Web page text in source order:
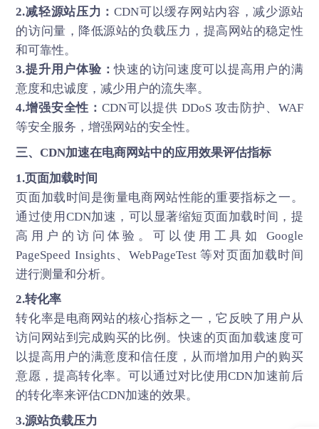
2.减轻源站压力：CDN可以缓存网站内容，减少源站
的访问量，降低源站的负载压力，提高网站的稳定性
和可靠性。
3.提升用户体验：快速的访问速度可以提高用户的满
意度和忠诚度，减少用户的流失率。
4.增强安全性：CDN可以提供 DDoS 攻击防护、WAF
等安全服务，增强网站的安全性。
三、CDN加速在电商网站中的应用效果评估指标
1.页面加载时间
页面加载时间是衡量电商网站性能的重要指标之一。
通过使用CDN加速，可以显著缩短页面加载时间，提
高用户的访问体验。可以使用工具如 Google
PageSpeed Insights、WebPageTest 等对页面加载时间
进行测量和分析。
2.转化率
转化率是电商网站的核心指标之一，它反映了用户从
访问网站到完成购买的比例。快速的页面加载速度可
以提高用户的满意度和信任度，从而增加用户的购买
意愿，提高转化率。可以通过对比使用CDN加速前后
的转化率来评估CDN加速的效果。
3.源站负载压力